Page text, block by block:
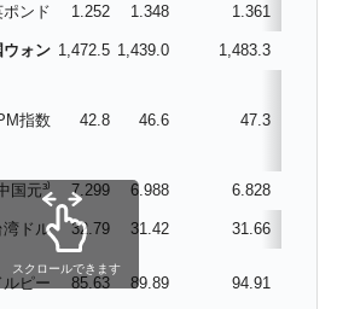
造業「半導体絶好調」のウラで他業
PSIが示す現況は決して良くない。
ウォンを認定 ⇒ 総額3兆7,000億
イージス搭載の次世代駆逐艦
年竣工と公示
本円】ウォン安が急進！ 日米の協調
たのでは。
ポンド 1.252 1.348 1.361
ウォン 1,472.5 1,439.0 1,483.3
指数 42.8 46.6 47.3
国元³⁾ 7.299 6.988 6.828
湾ドル 32.79 31.42 31.66
ルピー 85.63 89.89 94.91
スクロールできます